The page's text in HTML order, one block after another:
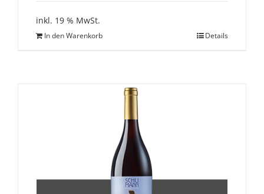
inkl. 19 % MwSt.
In den Warenkorb Details